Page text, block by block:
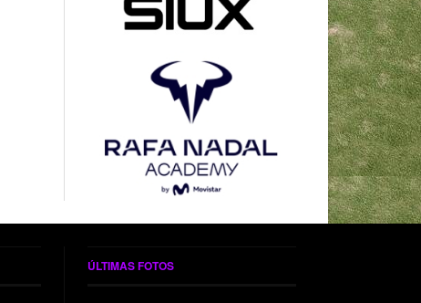
ÚLTIMAS FOTOS